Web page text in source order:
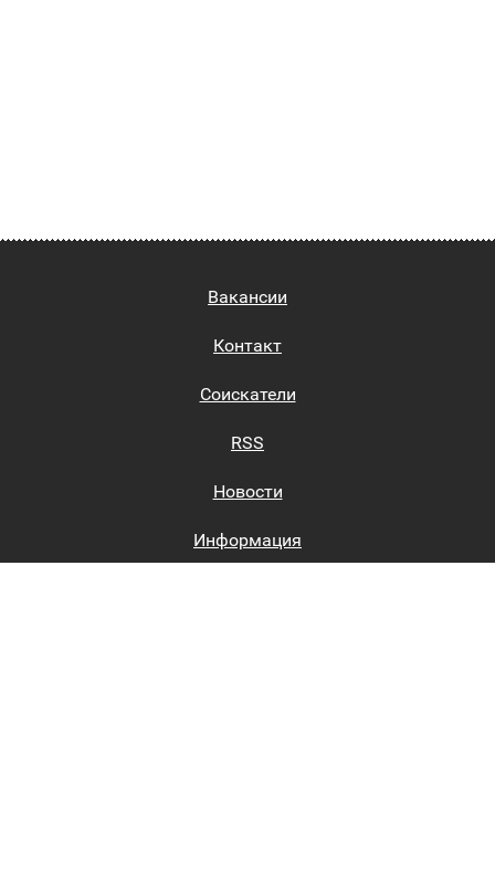
Вакансии
Контакт
Соискатели
RSS
Новости
Информация